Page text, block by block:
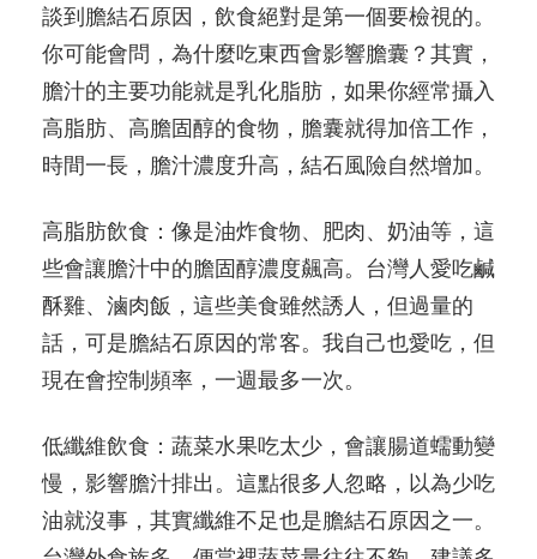
談到膽結石原因，飲食絕對是第一個要檢視的。
你可能會問，為什麼吃東西會影響膽囊？其實，
膽汁的主要功能就是乳化脂肪，如果你經常攝入
高脂肪、高膽固醇的食物，膽囊就得加倍工作，
時間一長，膽汁濃度升高，結石風險自然增加。
高脂肪飲食：像是油炸食物、肥肉、奶油等，這
些會讓膽汁中的膽固醇濃度飆高。台灣人愛吃鹹
酥雞、滷肉飯，這些美食雖然誘人，但過量的
話，可是膽結石原因的常客。我自己也愛吃，但
現在會控制頻率，一週最多一次。
低纖維飲食：蔬菜水果吃太少，會讓腸道蠕動變
慢，影響膽汁排出。這點很多人忽略，以為少吃
油就沒事，其實纖維不足也是膽結石原因之一。